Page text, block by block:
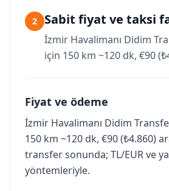
2 Sabit fiyat ve taksi
İzmir Havalimanı Didim
için 150 km ~120 dk, €90
Fiyat ve ödeme
İzmir Havalimanı Didim
150 km ~120 dk, €90 (₺4.860)
transfer sonunda; TL/EUR ve
yöntemleriyle.